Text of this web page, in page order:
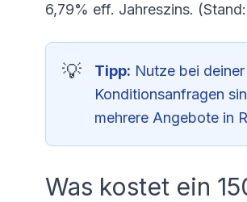
6,79% eff. Jahreszins.
Tipp: Nutze bei
Konditionsanfragen
mehrere Angebote in
Was kostet ein